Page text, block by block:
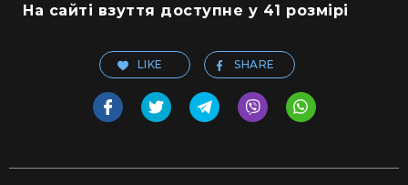
На сайті взуття доступне у 41 розмірі
LIKE SHARE